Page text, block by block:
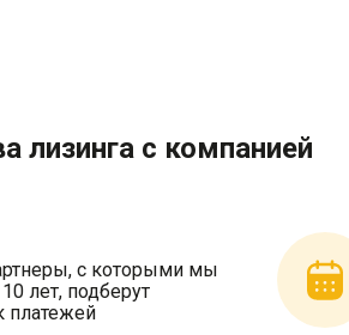
лизинга с компанией
с которыми мы
лет, подберут
платежей